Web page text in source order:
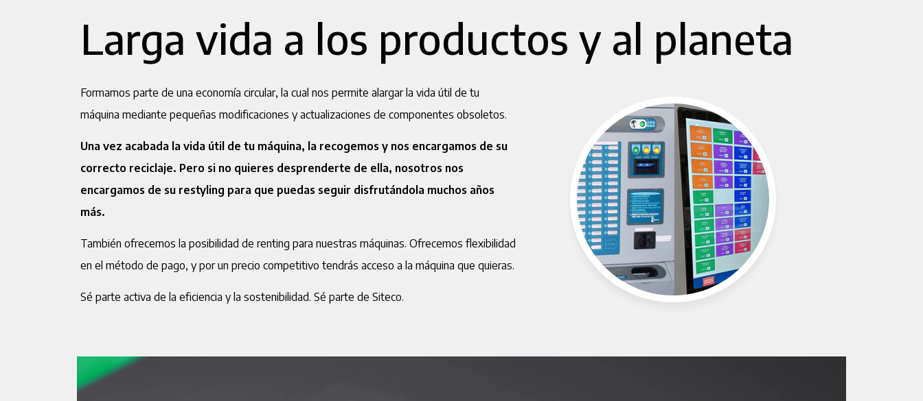
Larga vida a los productos y al planeta
Formamos parte de una economía circular, la cual nos permite alargar la vida útil de tu
máquina mediante pequeñas modificaciones y actualizaciones de componentes obsoletos.
Una vez acabada la vida útil de tu máquina, la recogemos y nos encargamos de su
correcto reciclaje. Pero si no quieres desprenderte de ella, nosotros nos
encargamos de su restyling para que puedas seguir disfrutándola muchos años
más.
También ofrecemos la posibilidad de renting para nuestras máquinas. Ofrecemos flexibilidad
en el método de pago, y por un precio competitivo tendrás acceso a la máquina que quieras.
Sé parte activa de la eficiencia y la sostenibilidad. Sé parte de Siteco.